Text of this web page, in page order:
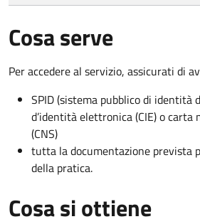
Cosa serve
Per accedere al servizio, assicurati di
SPID (sistema pubblico di identità
d’identità elettronica (CIE) o carta
(CNS)
tutta la documentazione prevista
della pratica.
Cosa si ottiene